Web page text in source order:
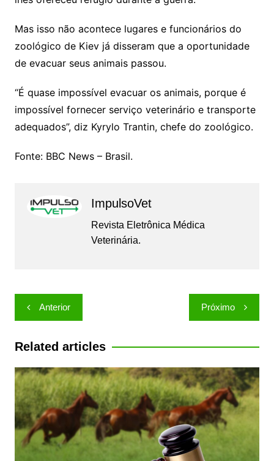
Mas isso não acontece lugares e funcionários do
zoológico de Kiev já disseram que a oportunidade
de evacuar seus animais passou.
“É quase impossível evacuar os animais, porque é
impossível fornecer serviço veterinário e transporte
adequados”, diz Kyrylo Trantin, chefe do zoológico.
Fonte: BBC News – Brasil.
ImpulsoVet
Revista Eletrônica Médica
Veterinária.
Navegação
de
Post
Anterior Próximo
Related articles